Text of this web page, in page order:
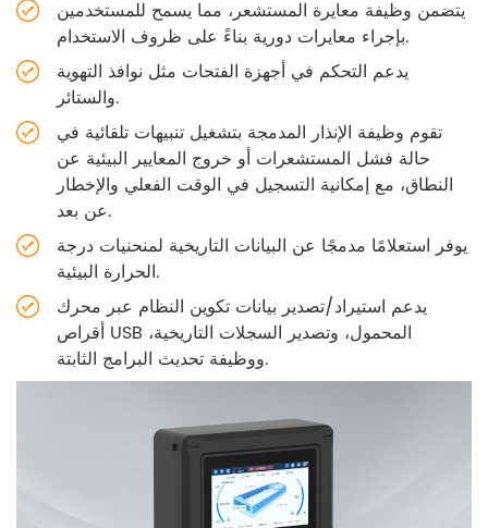
يتضمن وظيفة معايرة المستشعر، مما يسمح للمستخدمين
بإجراء معايرات دورية بناءً على ظروف الاستخدام.
يدعم التحكم في أجهزة الفتحات مثل نوافذ التهوية
والستائر.
تقوم وظيفة الإنذار المدمجة بتشغيل تنبيهات تلقائية في
حالة فشل المستشعرات أو خروج المعايير البيئية عن
النطاق، مع إمكانية التسجيل في الوقت الفعلي والإخطار
عن بعد.
يوفر استعلامًا مدمجًا عن البيانات التاريخية لمنحنيات درجة
الحرارة البيئية.
يدعم استيراد/تصدير بيانات تكوين النظام عبر محرك
أقراص USB المحمول، وتصدير السجلات التاريخية،
ووظيفة تحديث البرامج الثابتة.